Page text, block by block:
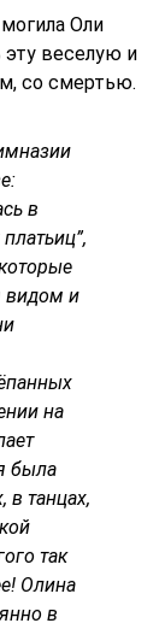
Оли
веселую и
со смертью.
в
видом и
на
была
в танцах,
так
Олина
в